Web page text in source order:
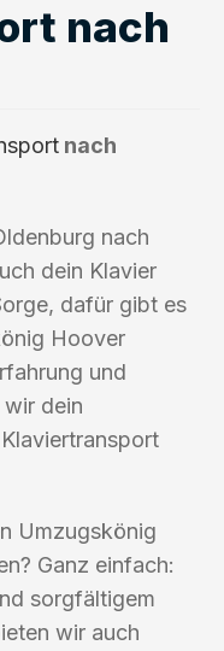
nach
nach
nach
dein Klavier
dafür gibt es
Hoover
und
dein
Umzugskönig
Ganz einfach:
sorgfältigem
wir auch